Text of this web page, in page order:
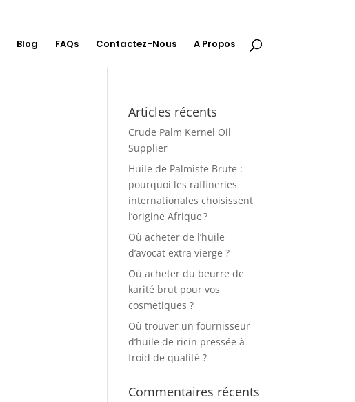
Blog FAQs Contactez-Nous A Propos
Articles récents
Crude Palm Kernel Oil
Supplier
Huile de Palmiste Brute :
pourquoi les raffineries
internationales choisissent
l’origine Afrique ?
Où acheter de l’huile
d’avocat extra vierge ?
Où acheter du beurre de
karité brut pour vos
cosmetiques ?
Où trouver un fournisseur
d’huile de ricin pressée à
froid de qualité ?
Commentaires récents